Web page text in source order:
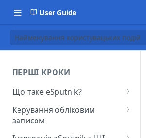
User Guide
Найменування користувацьких подій
ПЕРШІ КРОКИ
Що таке eSputnik?
Початок роботи з eSputnik
Огляд основних розділів
eSputnik
Керування обліковим
записом
Створення акаунту